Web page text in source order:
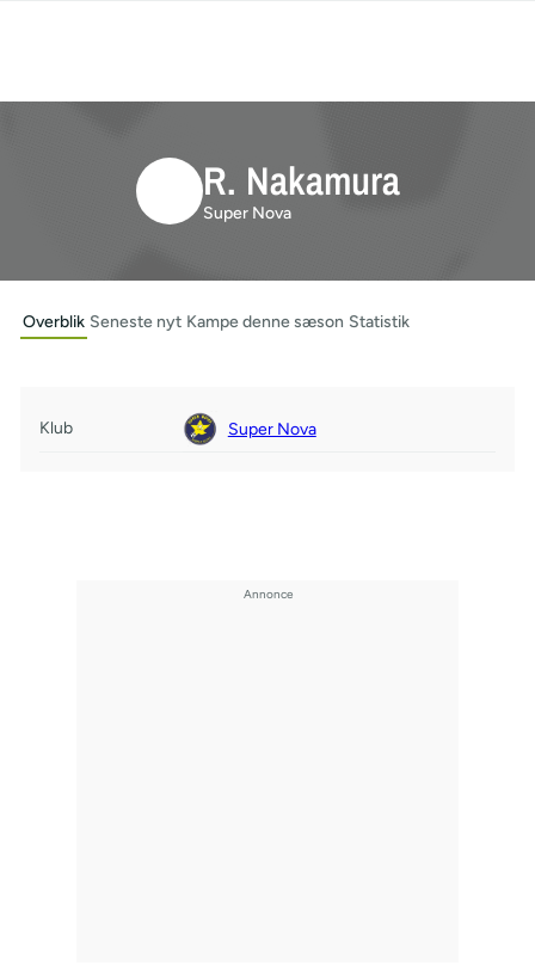
R. Nakamura
Super Nova
Overblik Seneste nyt Kampe denne sæson Statistik
Klub Super Nova